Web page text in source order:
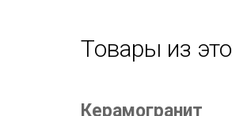
Товары из
Керамогранит